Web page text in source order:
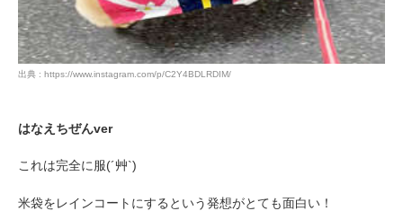
出典 : https://www.instagram.com/p/C2Y4BDLRDIM/
はなえちぜんver
これは完全に服(´艸`)
米袋をレインコートにするという発想がとても面白い！